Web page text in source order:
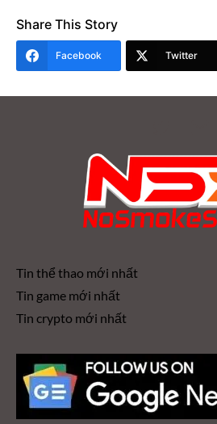
Share This Story
Facebook Twitter
Tin thể thao mới nhất
Tin game mới nhất
Tin crypto mới nhất